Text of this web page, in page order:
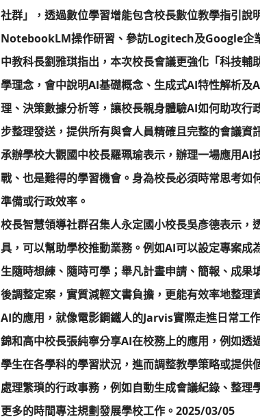
社群」，透過數位學習增能包含校長數位教學指引說
NotebookLM操作研習、參訪Logitech及Google企
中教科長劉雅琪指出，本次校長會議更強化「科技輔
學理念，會中說明AI基礎概念、生成式AI特性解析及
理、決策數據分析等，讓校長親身體驗AI如何助攻行
步整理發送，提供所有與會人員精確且完整的會議資
承辦學校大觀國中校長羅珮瑜表示，辦理一場應用AI
戰、也是難得的學習機會。身為校長必須時常思考如
準備或行政效率。
校長智慧領導社群召集人永定國小校長吳彥德表示，
具，可以幫助學校推動業務。例如AI可以設定專案成
生隨時想練、隨時可學；舉凡計畫申請、簡報、成果
後調整定案，實質減輕文書負擔，更能有效率地整理
AI的應用，就像電影鋼鐵人的Jarvis實際走進日常工
錦和高中校長張純寧分享AI在校務上的應用，例如透
學生在各學科的學習狀況，進而調整教學策略或提供
處理繁瑣的行政事務，例如自動生成會議紀錄、整理
更多的時間專注規劃發展學校工作。2025/03/05